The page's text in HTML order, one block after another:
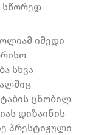
სწორედ
იმედი
სხვა
ცნობილ
დიზაინის
პრესტიჟული